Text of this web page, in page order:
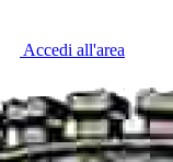
Accedi all'area